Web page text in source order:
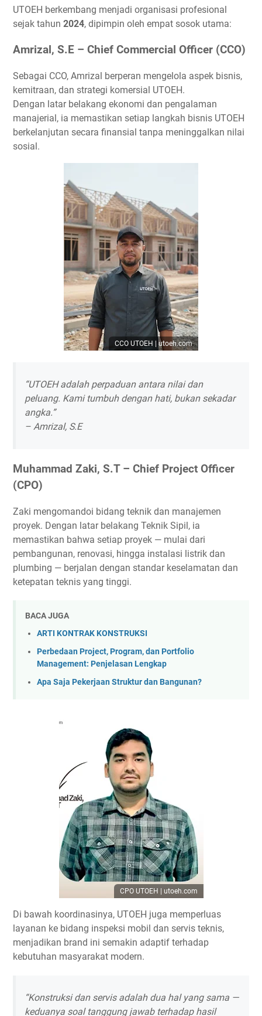
UTOEH berkembang menjadi organisasi profesional
sejak tahun 2024, dipimpin oleh empat sosok utama:
Amrizal, S.E – Chief Commercial Officer (CCO)
Sebagai CCO, Amrizal berperan mengelola aspek bisnis,
kemitraan, dan strategi komersial UTOEH.
Dengan latar belakang ekonomi dan pengalaman
manajerial, ia memastikan setiap langkah bisnis UTOEH
berkelanjutan secara finansial tanpa meninggalkan nilai
sosial.
CCO UTOEH | utoeh.com
“UTOEH adalah perpaduan antara nilai dan
peluang. Kami tumbuh dengan hati, bukan sekadar
angka.”
– Amrizal, S.E
Muhammad Zaki, S.T – Chief Project Officer
(CPO)
Zaki mengomandoi bidang teknik dan manajemen
proyek. Dengan latar belakang Teknik Sipil, ia
memastikan bahwa setiap proyek — mulai dari
pembangunan, renovasi, hingga instalasi listrik dan
plumbing — berjalan dengan standar keselamatan dan
ketepatan teknis yang tinggi.
BACA JUGA
ARTI KONTRAK KONSTRUKSI
Perbedaan Project, Program, dan Portfolio
Management: Penjelasan Lengkap
Apa Saja Pekerjaan Struktur dan Bangunan?
CPO UTOEH | utoeh.com
Di bawah koordinasinya, UTOEH juga memperluas
layanan ke bidang inspeksi mobil dan servis teknis,
menjadikan brand ini semakin adaptif terhadap
kebutuhan masyarakat modern.
“Konstruksi dan servis adalah dua hal yang sama —
keduanya soal tanggung jawab terhadap hasil